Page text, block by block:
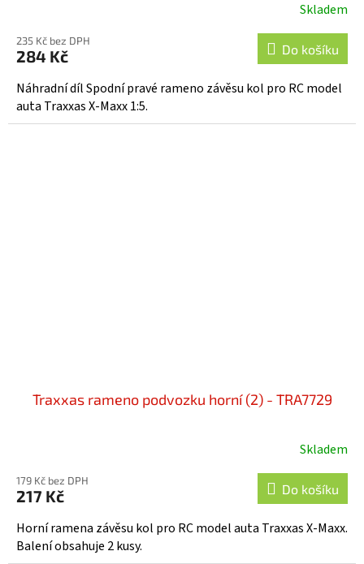
Skladem
235 Kč bez DPH
284 Kč Do košíku
Náhradní díl Spodní pravé rameno závěsu kol pro RC model
auta Traxxas X-Maxx 1:5.
Traxxas rameno podvozku horní (2) - TRA7729
Skladem
179 Kč bez DPH
217 Kč Do košíku
Horní ramena závěsu kol pro RC model auta Traxxas X-Maxx.
Balení obsahuje 2 kusy.